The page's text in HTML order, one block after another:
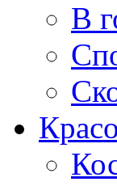
В